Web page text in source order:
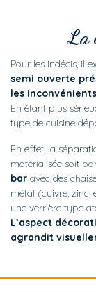
La
Pour les indécis, il
semi ouverte
les
En étant plus
type de cuisine
En effet, la
matérialisée soit
bar avec des
métal (cuivre, zinc,
une verrière type
L’aspect
agrandit